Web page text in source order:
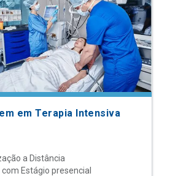
em Terapia Intensiva
a Distância
com Estágio presencial